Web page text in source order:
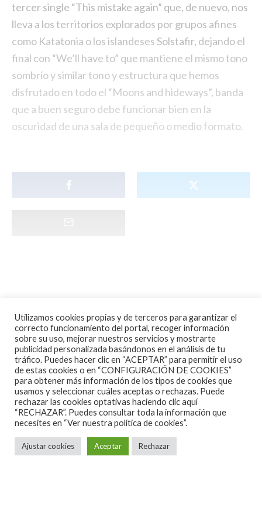
tercer single “This mistake again” que, de nuevo, nos
lleva a los territorios explorados por grupos afines
como Katatonia o los islandeses Solstafir, dejando el
final con “We’ll have to” que mantiene el mismo tono
sombrío y similar tono y estructura que hemos
disfrutado en todo el “Moons and hideways”, banda
que a buen seguro debe funcionar bien en la
oscuridad de una sala de pequeño o medio formato.
Utilizamos cookies propias y de terceros para garantizar el
correcto funcionamiento del portal, recoger información
sobre su uso, mejorar nuestros servicios y mostrarte
publicidad personalizada basándonos en el análisis de tu
tráfico. Puedes hacer clic en “ACEPTAR” para permitir el uso
de estas cookies o en “CONFIGURACIÓN DE COOKIES”
para obtener más información de los tipos de cookies que
usamos y seleccionar cuáles aceptas o rechazas. Puede
rechazar las cookies optativas haciendo clic aquí
“RECHAZAR”. Puedes consultar toda la información que
necesites en “Ver nuestra política de cookies”.
Ajustar cookies Aceptar Rechazar